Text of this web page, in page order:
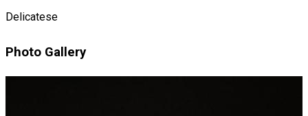
Delicatese
Photo Gallery